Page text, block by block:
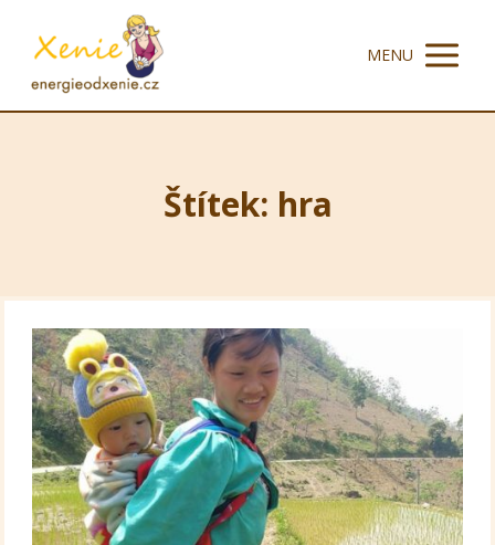
MENU
Štítek: hra